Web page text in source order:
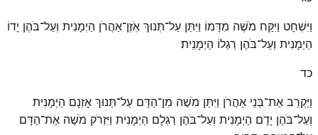
וַיִּשְׁחָט וַיִּקַּח מֹשֶׁה מִדָּמוֹ וַיִּתֵּן עַל־תְּנוּךְ אֹֽזֶן־אַהֲרֹן הַיְמָנִית וְעַל־בֹּהֶן יָדוֹ
הַיְמָנִית וְעַל־בֹּהֶן רַגְלוֹ הַיְמָנִֽית׃
כד
וַיַּקְרֵב אֶת־בְּנֵי אַהֲרֹן וַיִּתֵּן מֹשֶׁה מִן־הַדָּם עַל־תְּנוּךְ אׇזְנָם הַיְמָנִית
וְעַל־בֹּהֶן יָדָם הַיְמָנִית וְעַל־בֹּהֶן רַגְלָם הַיְמָנִית וַיִּזְרֹק מֹשֶׁה אֶת־הַדָּם